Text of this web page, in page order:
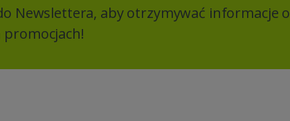
Newslettera, aby otrzymywać informacje o